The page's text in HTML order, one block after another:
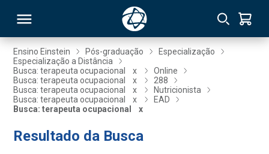
Ensino Einstein Pós-graduação
Especialização
Especialização a Distância
Busca: terapeuta ocupacional
x
Online
Busca: terapeuta ocupacional
x
288
Busca: terapeuta ocupacional
x
Nutricionista
Busca: terapeuta ocupacional
x
EAD
Busca: terapeuta ocupacional
x
Resultado da Busca